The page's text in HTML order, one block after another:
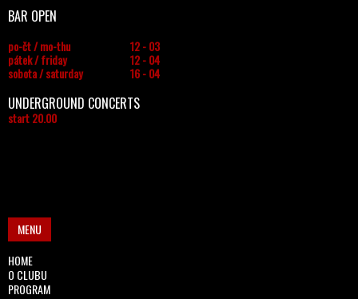
BAR OPEN
po-čt / mo-thu
12 - 03
pátek / friday
12 - 04
sobota / saturday
16 - 04
UNDERGROUND CONCERTS
start 20.00
MENU
HOME
O CLUBU
PROGRAM